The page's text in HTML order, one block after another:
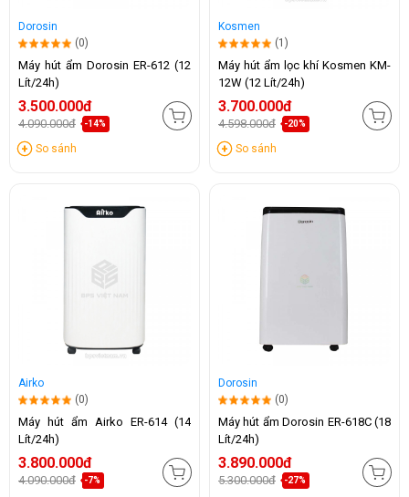
Dorosin
(0)
Máy hút ẩm Dorosin ER-612 (12
Lít/24h)
3.500.000đ
4.090.000đ -14%
So sánh
Kosmen
(1)
Máy hút ẩm lọc khí Kosmen KM-
12W (12 Lít/24h)
3.700.000đ
4.598.000đ -20%
So sánh
Airko
(0)
Máy hút ẩm Airko ER-614 (14
Lít/24h)
3.800.000đ
4.090.000đ -7%
Dorosin
(0)
Máy hút ẩm Dorosin ER-618C (18
Lít/24h)
3.890.000đ
5.300.000đ -27%